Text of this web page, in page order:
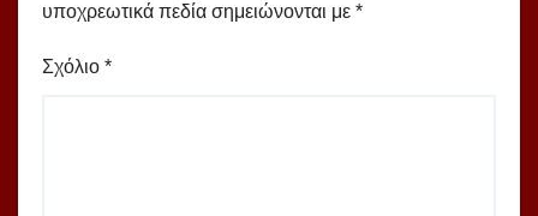
υποχρεωτικά πεδία σημειώνονται με *
Σχόλιο *